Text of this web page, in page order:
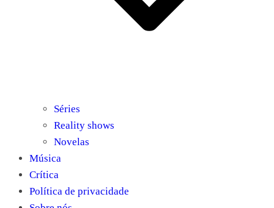
Séries
Reality shows
Novelas
Música
Crítica
Política de privacidade